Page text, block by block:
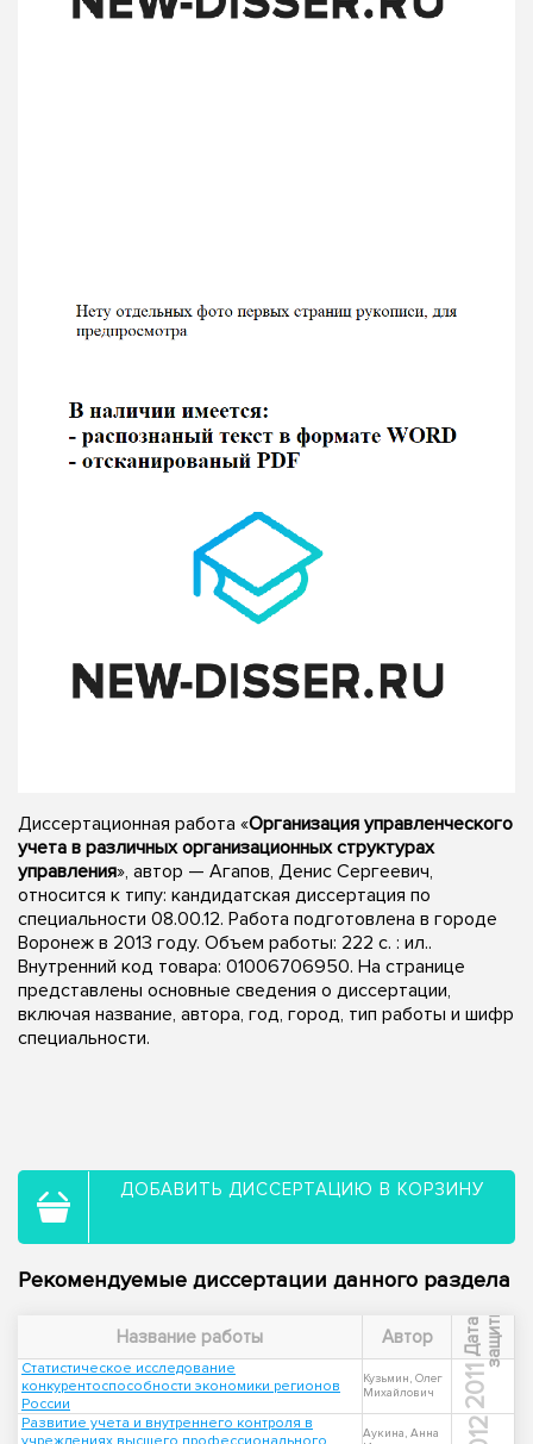
Диссертационная работа «Организация управленческого
учета в различных организационных структурах
управления», автор — Агапов, Денис Сергеевич,
относится к типу: кандидатская диссертация по
специальности 08.00.12. Работа подготовлена в городе
Воронеж в 2013 году. Объем работы: 222 с. : ил..
Внутренний код товара: 01006706950. На странице
представлены основные сведения о диссертации,
включая название, автора, год, город, тип работы и шифр
специальности.
ДОБАВИТЬ ДИССЕРТАЦИЮ В КОРЗИНУ
Рекомендуемые диссертации данного раздела
Название работы Автор Д
а
т
а
з
а
щ
и
т ы
Статистическое исследование
конкурентоспособности экономики регионов
России
Кузьмин, Олег
Михайлович
2011
Развитие учета и внутреннего контроля в
Аукина, Анна